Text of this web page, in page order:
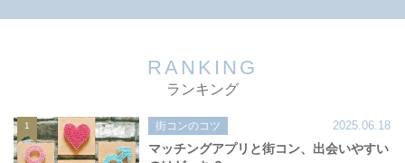
RANKING
ランキング
1 街コンのコツ 2025.06.18
マッチングアプリと街コン、出会いやすい